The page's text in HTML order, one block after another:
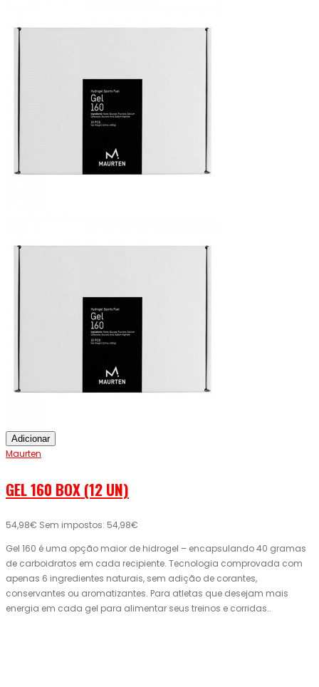
Adicionar
Maurten
GEL 160 BOX (12 UN)
54,98€ Sem impostos: 54,98€
Gel 160 é uma opção maior de hidrogel – encapsulando 40 gramas
de carboidratos em cada recipiente. Tecnologia comprovada com
apenas 6 ingredientes naturais, sem adição de corantes,
conservantes ou aromatizantes. Para atletas que desejam mais
energia em cada gel para alimentar seus treinos e corridas..